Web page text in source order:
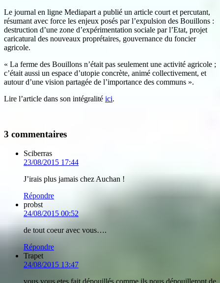
Le journal en ligne Mediapart a publié un article court et percutant,
résumant avec force les enjeux posés par l’expulsion des Bouillons :
destruction d’une zone d’expérimentation sociale par l’Etat, projet
caricatural des nouveaux proprétaires, gouvernance du foncier
agricole.
« La ferme des Bouillons n’était pas seulement une activité agricole ;
c’était aussi un espace d’utopie concrète, animé collectivement, et
autour d’une vision partagée de l’importance des communs ».
Lire l’article dans son intégralité ici.
3 commentaires
Sciberras
23/08/2015 17:44
J’irais plus jamais chez Auchan !
Répondre
probst
24/08/2015 00:52
de tout coeur avec vous….
Répondre
Trapet
24/08/2015 13:47
vous vous etes fait dépouillés comme ils nous dépouilleront de